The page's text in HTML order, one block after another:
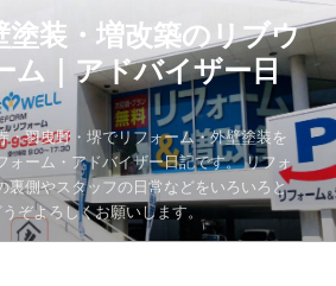
装・増改築のリブウ
ム｜アドバイザー日
・羽曳野・堺でリフォーム・外壁塗装を
ォーム・アドバイザー日記です。 リフォ
裏側やスタッフの日常などをいろいろと
ぞよろしくお願いします。